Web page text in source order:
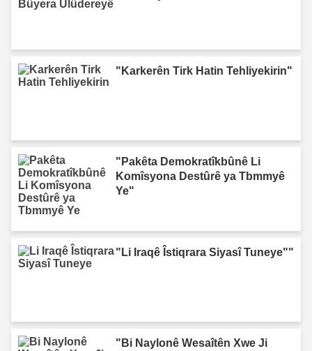
"Karkerên Tirk Hatin Tehliyekirin"
"Pakêta Demokratîkbûnê Li
Komîsyona Destûrê ya Tbmmyê
Ye"
"Li Iraqê Îstiqrara Siyasî Tuneye""
"Bi Naylonê Wesaîtên Xwe Ji